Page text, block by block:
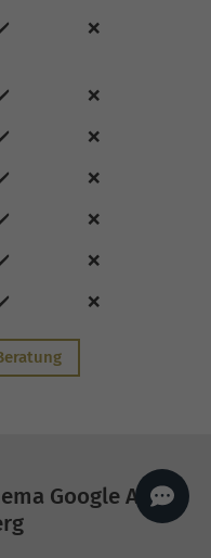
❌
❌
❌
❌
❌
❌
❌
Google Ads
seoagentur.de. 👋
Monat, inkl. Content,
Zugang.Zum Angebot.